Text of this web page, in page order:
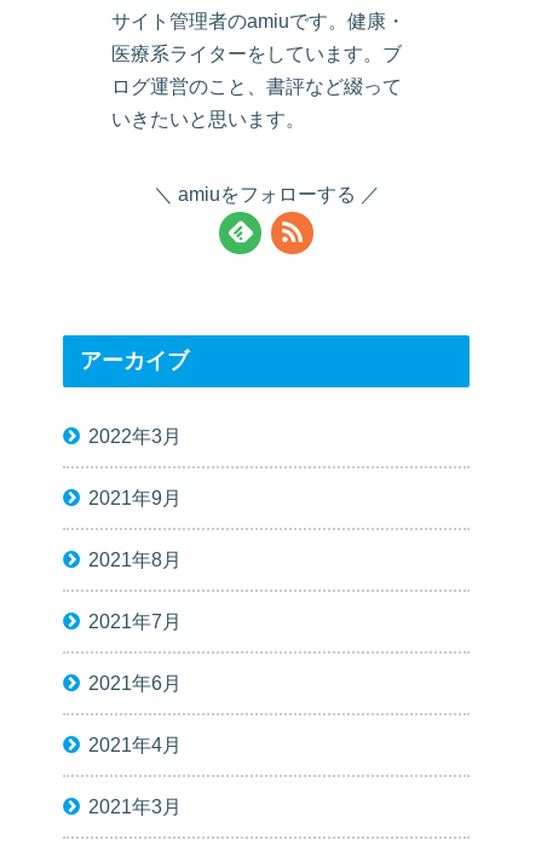
サイト管理者のamiuです。健康・
医療系ライターをしています。ブ
ログ運営のこと、書評など綴って
いきたいと思います。
amiuをフォローする
アーカイブ
2022年3月
2021年9月
2021年8月
2021年7月
2021年6月
2021年4月
2021年3月